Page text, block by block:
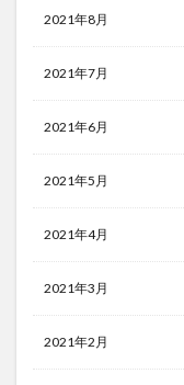
2021年8月
2021年7月
2021年6月
2021年5月
2021年4月
2021年3月
2021年2月